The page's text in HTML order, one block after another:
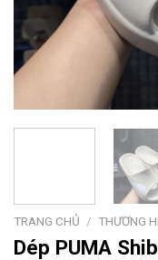
TRANG CHỦ / THƯƠNG
Dép PUMA